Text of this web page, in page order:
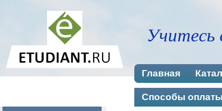
Учитесь
Главная
Способы